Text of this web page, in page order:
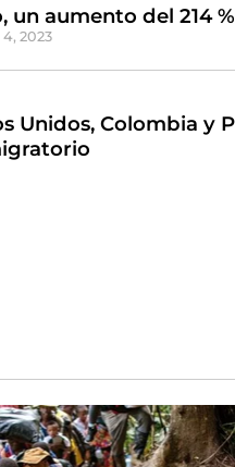
un aumento del 214 %
2023
Unidos, Colombia y